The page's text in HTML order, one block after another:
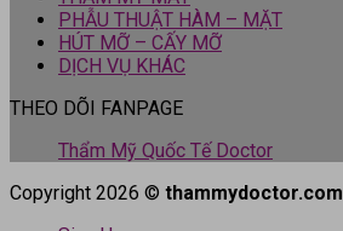
PHẪU THUẬT HÀM – MẶT
HÚT MỠ – CẤY MỠ
DỊCH VỤ KHÁC
THEO DÕI FANPAGE
Thẩm Mỹ Quốc Tế Doctor
Copyright 2026 © thammydoctor.com